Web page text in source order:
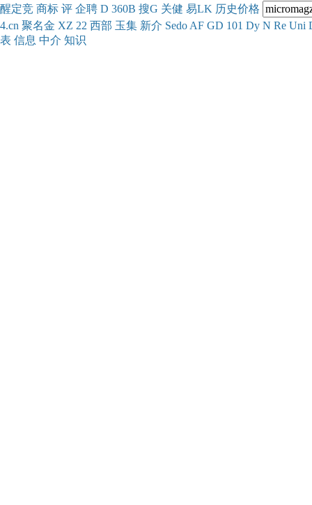
醒定竞 商标 评 企聘 D 360B 搜G 关健 易LK 历史价格
4.cn 聚名金 XZ 22 西部 玉集 新介 Sedo AF GD 101 Dy N Re Uni
表 信息 中介 知识